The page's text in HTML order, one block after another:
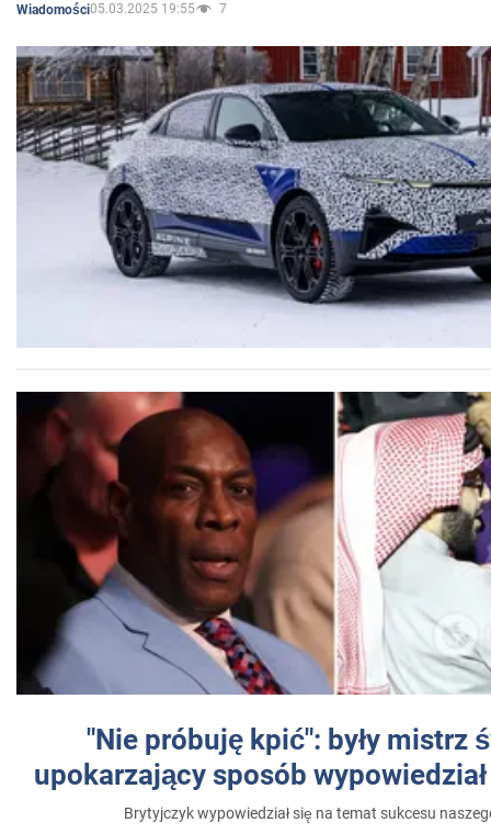
Wiadomości05.03.2025 19:55 7
"Nie próbuję kpić": były mistrz
upokarzający sposób
Brytyjczyk wypowiedział się na temat sukcesu